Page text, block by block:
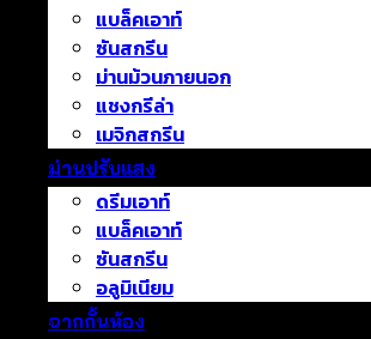
แบล็คเอาท์
ซันสกรีน
ม่านม้วนภายนอก
แชงกรีล่า
เมจิกสกรีน
ม่านปรับแสง
ดรีมเอาท์
แบล็คเอาท์
ซันสกรีน
อลูมิเนียม
ฉากกั้นห้อง